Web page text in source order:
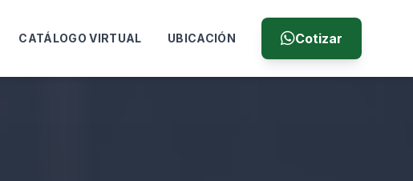
CATÁLOGO VIRTUAL UBICACIÓN Cotizar